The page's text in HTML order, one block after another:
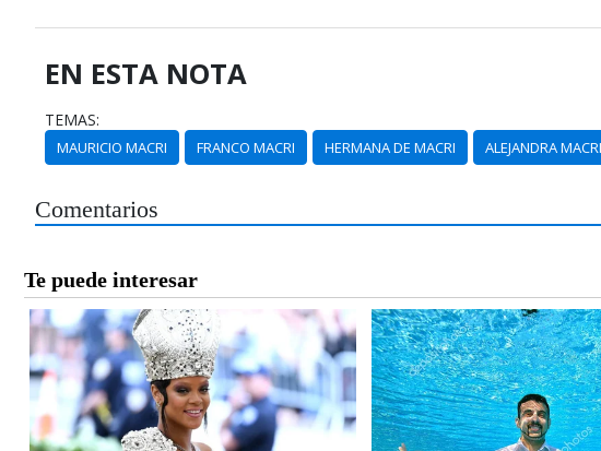
EN ESTA NOTA
TEMAS:
MAURICIO MACRI FRANCO MACRI HERMANA DE MACRI ALEJANDRA MACRI
Comentarios